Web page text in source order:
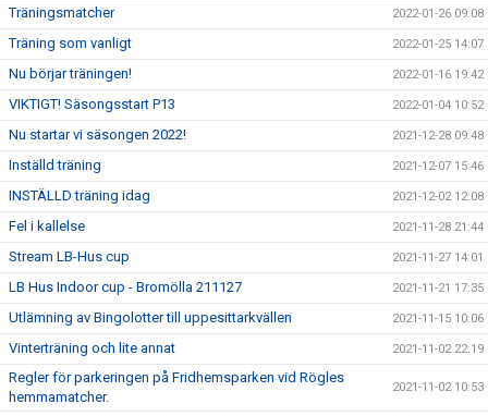
Träningsmatcher 2022-01-26 09:08
Träning som vanligt 2022-01-25 14:07
Nu börjar träningen! 2022-01-16 19:42
VIKTIGT! Säsongsstart P13 2022-01-04 10:52
Nu startar vi säsongen 2022! 2021-12-28 09:48
Inställd träning 2021-12-07 15:46
INSTÄLLD träning idag 2021-12-02 12:08
Fel i kallelse 2021-11-28 21:44
Stream LB-Hus cup 2021-11-27 14:01
LB Hus Indoor cup - Bromölla 211127 2021-11-21 17:35
Utlämning av Bingolotter till uppesittarkvällen 2021-11-15 10:06
Vinterträning och lite annat 2021-11-02 22:19
Regler för parkeringen på Fridhemsparken vid Rögles
hemmamatcher.
2021-11-02 10:53